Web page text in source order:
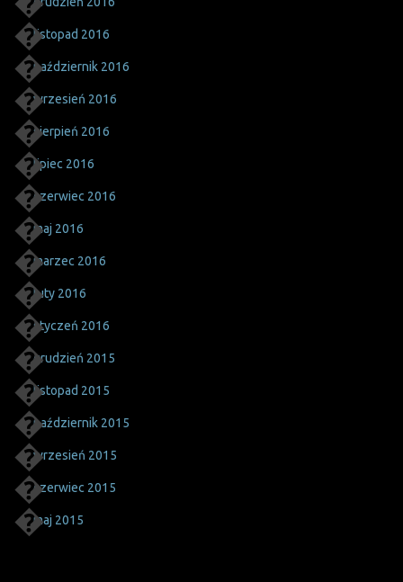
listopad 2016
październik 2016
wrzesień 2016
sierpień 2016
lipiec 2016
czerwiec 2016
maj 2016
marzec 2016
luty 2016
styczeń 2016
grudzień 2015
listopad 2015
październik 2015
wrzesień 2015
czerwiec 2015
maj 2015